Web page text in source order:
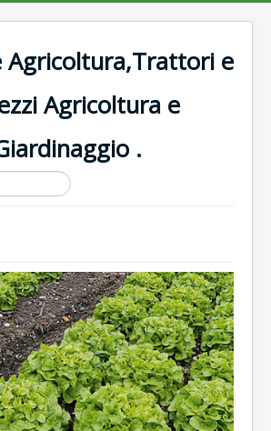
Agricoltura,Trattori e
Agricoltura e
.
Oleomac